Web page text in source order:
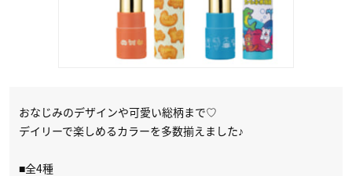
おなじみのデザインや可愛い総柄まで♡
デイリーで楽しめるカラーを多数揃えました♪
■全4種